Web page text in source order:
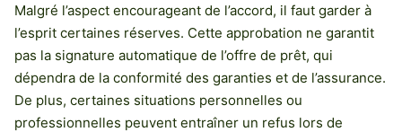
Malgré l’aspect encourageant de l’accord, il faut garder à
l’esprit certaines réserves. Cette approbation ne garantit
pas la signature automatique de l’offre de prêt, qui
dépendra de la conformité des garanties et de l’assurance.
De plus, certaines situations personnelles ou
professionnelles peuvent entraîner un refus lors de